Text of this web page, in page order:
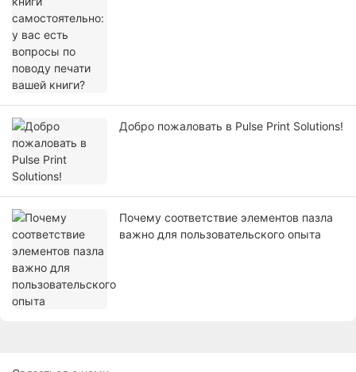
Добро пожаловать в Pulse Print Solutions!
Почему соответствие элементов пазла
важно для пользовательского опыта